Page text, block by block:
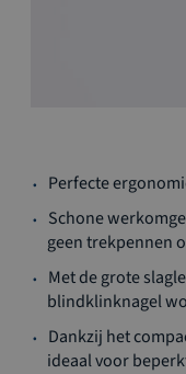
naar
het
begin
de
afbeeldingen-
gallerij
Perfecte
Schone
geen trekpennen
Met de grote
blindklinknagel
Dankzij het
ideaal voor